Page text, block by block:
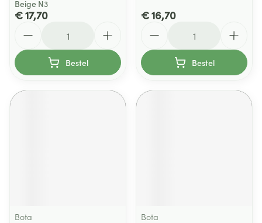
Beige N3
€ 17,70
Bestel
€ 16,70
Bestel
Bota
Bota